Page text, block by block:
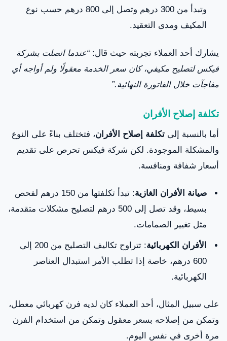
وتبدأ من 300 درهم وتصل إلى 800 درهم حسب نوع
المكيف ومدى التعقيد.
يشارك أحد العملاء تجربته حيث قال: “عندما اتصلت بشركة
فيكس لتصليح مكيفي، كان سعر الخدمة معقولًا ولم أواجه أي
مفاجآت خلال الفاتورة النهائية.”
تكلفة إصلاح الأفران
أما بالنسبة إلى تكلفة إصلاح الأفران، فتختلف بناءً على النوع
والمشكلة الموجودة. لكن شركة فيكس تحرص على تقديم
أسعار شفافة ومنافسة.
صيانة الأفران الغازية
: تبدأ تكلفتها من 150 درهم لفحص
بسيط، وقد تصل إلى 500 درهم لتصليح مشكلات متقدمة،
مثل تغيير الصمامات.
الأفران الكهربائية
: تتراوح تكاليف التصليح من 200 إلى
600 درهم، خاصة إذا تطلب الأمر استبدال العناصر
الكهربائية.
على سبيل المثال، أحد العملاء كان لديه فرن كهربائي معطل،
وتمكن من إصلاحه بسعر معقول وتمكن من استخدام الفرن
مرة أخرى في نفس اليوم.